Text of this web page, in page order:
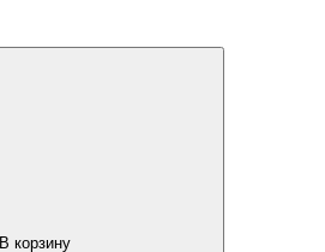
В корзину